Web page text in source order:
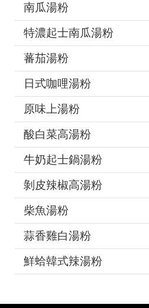
南瓜湯粉
特濃起士南瓜湯粉
蕃茄湯粉
日式咖哩湯粉
原味上湯粉
酸白菜高湯粉
牛奶起士鍋湯粉
剝皮辣椒高湯粉
柴魚湯粉
蒜香雞白湯粉
鮮蛤韓式辣湯粉